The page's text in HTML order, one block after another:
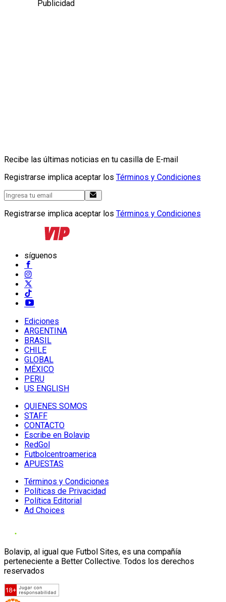
Publicidad
Recibe las últimas noticias en tu casilla de E-mail
Registrarse implica aceptar los Términos y Condiciones
Registrarse implica aceptar los Términos y Condiciones
síguenos
Ediciones
ARGENTINA
BRASIL
CHILE
GLOBAL
MÉXICO
PERU
US ENGLISH
QUIENES SOMOS
STAFF
CONTACTO
Escribe en Bolavip
RedGol
Futbolcentroamerica
APUESTAS
Términos y Condiciones
Políticas de Privacidad
Política Editorial
Ad Choices
Bolavip, al igual que Futbol Sites, es una compañía
perteneciente a Better Collective. Todos los derechos
reservados